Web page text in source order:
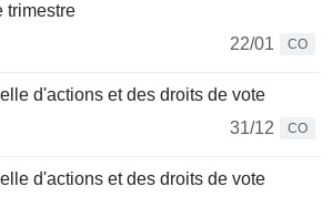
trimestre
22/01
CO
d'actions et des droits de vote
31/12
CO
d'actions et des droits de vote